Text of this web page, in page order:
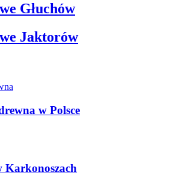
Głuchów
Jaktorów
w Polsce
Karkonoszach